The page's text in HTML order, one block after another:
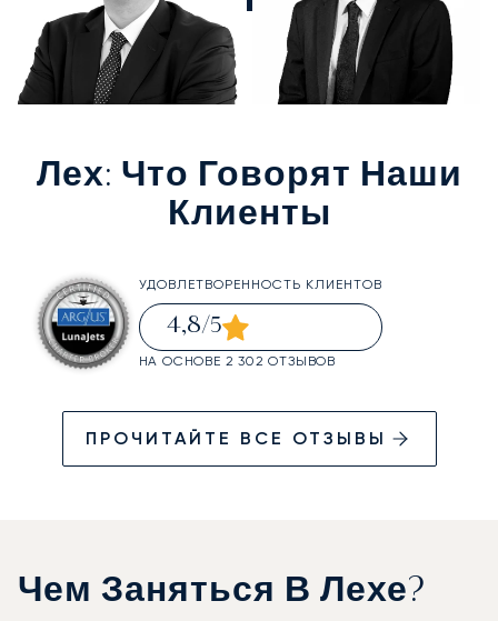
Лех: Что Говорят Наши
Клиенты
УДОВЛЕТВОРЕННОСТЬ КЛИЕНТОВ
4,8/5
НА ОСНОВЕ 2 302 ОТЗЫВОВ
ПРОЧИТАЙТЕ ВСЕ ОТЗЫВЫ
Чем Заняться В Лехе?